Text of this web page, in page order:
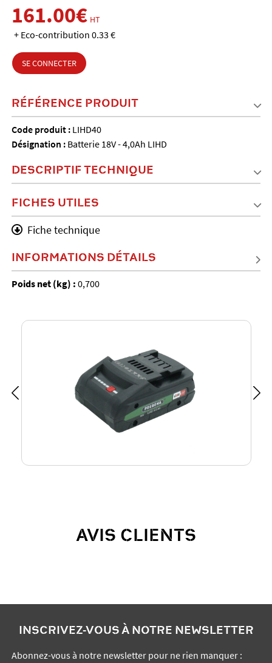
161.00€ HT
+ Eco-contribution 0.33 €
SE CONNECTER
RÉFÉRENCE PRODUIT
Code produit : LIHD40
Désignation : Batterie 18V - 4,0Ah LIHD
DESCRIPTIF TECHNIQUE
FICHES UTILES
Fiche technique
INFORMATIONS DÉTAILS
Poids net (kg) : 0,700
AVIS CLIENTS
INSCRIVEZ-VOUS À NOTRE NEWSLETTER
Abonnez-vous à notre newsletter pour ne rien manquer :